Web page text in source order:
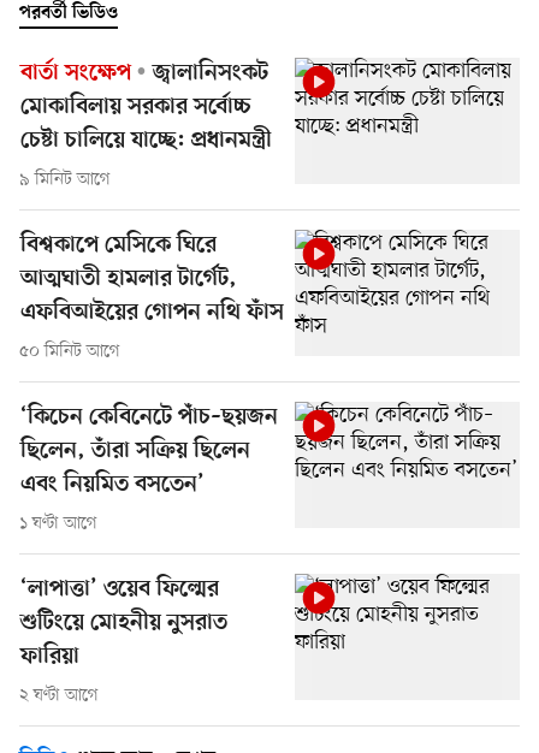
পরবর্তী ভিডিও
বার্তা সংক্ষেপ
জ্বালানিসংকট
মোকাবিলায় সরকার সর্বোচ্চ
চেষ্টা চালিয়ে যাচ্ছে: প্রধানমন্ত্রী
৯ মিনিট আগে
বিশ্বকাপে মেসিকে ঘিরে
আত্মঘাতী হামলার টার্গেট,
এফবিআইয়ের গোপন নথি ফাঁস
৫০ মিনিট আগে
‘কিচেন কেবিনেটে পাঁচ–ছয়জন
ছিলেন, তাঁরা সক্রিয় ছিলেন
এবং নিয়মিত বসতেন’
১ ঘণ্টা আগে
‘লাপাত্তা’ ওয়েব ফিল্মের
শুটিংয়ে মোহনীয় নুসরাত
ফারিয়া
২ ঘণ্টা আগে